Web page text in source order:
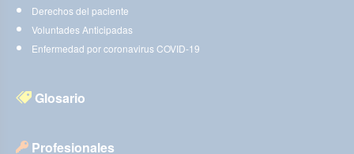
Derechos del paciente
Voluntades Anticipadas
Enfermedad por coronavirus COVID-19
Glosario
Profesionales